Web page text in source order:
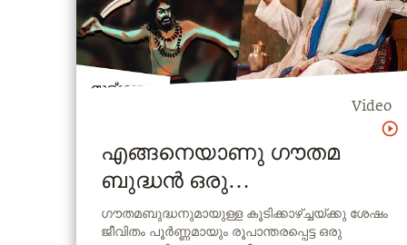
Video
എങ്ങനെയാണു ഗൗതമ
ബുദ്ധൻ ഒരു
കൊലയാളിയെ
സന്യാസിയാക്കി മാറ്റിയത് ?
ഗൗതമബുദ്ധനുമായുള്ള കൂടിക്കാഴ്ച്ചയ്ക്കു ശേഷം
ജീവിതം പൂർണ്ണമായും രൂപാന്തരപ്പെട്ട ഒരു